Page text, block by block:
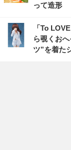
って造形
「To
ら覗くお
ツ”を着た